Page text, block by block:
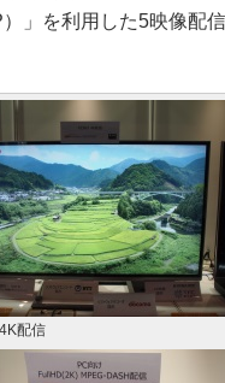
」を利用した5映像配
配信